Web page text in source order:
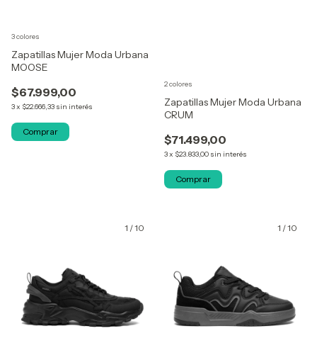
Zapatillas Mujer Moda Urbana
MOOSE
$67.999,00
3x $22.666,33 sin interés
3 colores
Comprar
Zapatillas Mujer Moda Urbana
CRUM
$71.499,00
3x $23.833,00 sin interés
2 colores
Comprar
1 /10 1 /10